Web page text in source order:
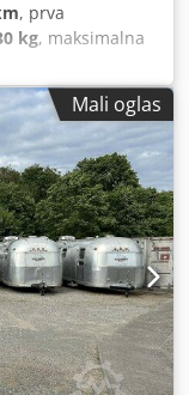
, prva
kg, maksimalna
dužina:
Mali oglas